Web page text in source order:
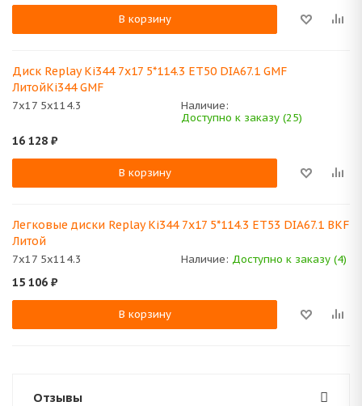
В корзину
Диск Replay Ki344 7x17 5*114.3 ET50 DIA67.1 GMF
ЛитойKi344 GMF
7x17 5x114.3
Наличие:
Доступно к заказу (25)
16 128 ₽
В корзину
Легковые диски Replay Ki344 7x17 5*114.3 ET53 DIA67.1 BKF
Литой
7x17 5x114.3 Наличие: Доступно к заказу (4)
15 106 ₽
В корзину
Отзывы